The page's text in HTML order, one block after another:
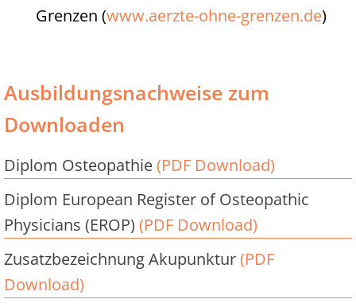
Grenzen (www.aerzte-ohne-grenzen.de)
Ausbildungsnachweise zum
Downloaden
Diplom Osteopathie(PDF Download)
Diplom European Register of Osteopathic
Physicians (EROP) (PDF Download)
Zusatzbezeichnung Akupunktur(PDF
Download)